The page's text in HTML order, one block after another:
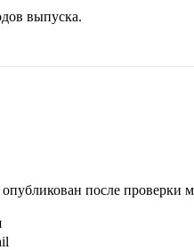
выпуска.
после проверки